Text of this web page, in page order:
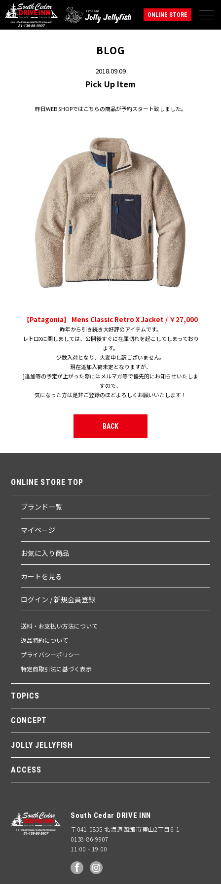
ONLINE STORE
BLOG
2018.09.09
Pick Up Item
昨日WEB SHOPではこちらの商品が予約スタート致しました。
【Patagonia】 Mens Classic Retro X Jacket / ￥27,000
昨年から引き続き大好評のアイテムです。
レトロXに関しましては、公開後すぐに在庫切れを起こしてしまっており
ます。
少数入荷となり、大変申し訳ございません。
現在追加入荷未定となりますが、
]追加等の予定が上がった際にはメルマガ等で優先的にお知らせいたしま
すので、
気になった方は是非ご登録のほどよろしくお願いいたします！
BACK
ONLINE STORE TOP
ブランド一覧
マイページ
お気に入り商品
カートを見る
ログイン / 新規会員登録
送料・お支払い方法について
返品特約について
プライバシーポリシー
特定商取引法に基づく表示
TOPICS
CONCEPT
JOLLY JELLYFISH
ACCESS
South Cedar DRIVE INN
〒041-0835 北海道函館市東山2丁目6-1
0138-86-9907
11:00 - 19:00
facebook